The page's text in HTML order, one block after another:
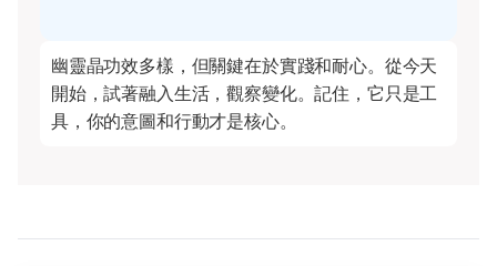
幽靈晶功效多樣，但關鍵在於實踐和耐心。從今天
開始，試著融入生活，觀察變化。記住，它只是工
具，你的意圖和行動才是核心。